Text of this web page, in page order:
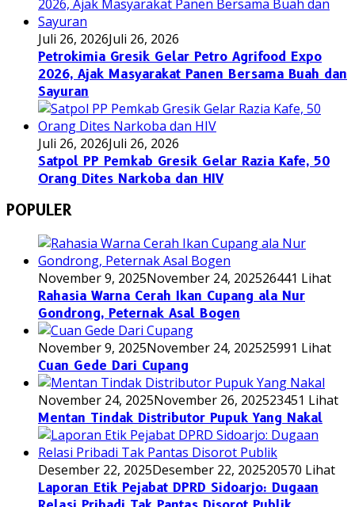
Juli 26, 2026Juli 26, 2026
Petrokimia Gresik Gelar Petro Agrifood Expo
2026, Ajak Masyarakat Panen Bersama Buah dan
Sayuran
Juli 26, 2026Juli 26, 2026
Satpol PP Pemkab Gresik Gelar Razia Kafe, 50
Orang Dites Narkoba dan HIV
POPULER
November 9, 2025November 24, 202526441 Lihat
Rahasia Warna Cerah Ikan Cupang ala Nur
Gondrong, Peternak Asal Bogen
November 9, 2025November 24, 202525991 Lihat
Cuan Gede Dari Cupang
November 24, 2025November 26, 202523451 Lihat
Mentan Tindak Distributor Pupuk Yang Nakal
Desember 22, 2025Desember 22, 202520570 Lihat
Laporan Etik Pejabat DPRD Sidoarjo: Dugaan